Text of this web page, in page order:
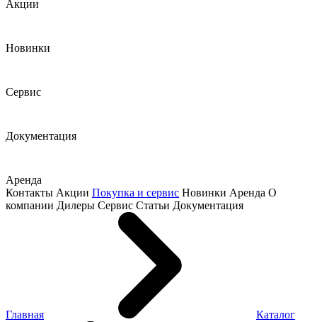
Акции
Новинки
Сервис
Документация
Аренда
Контакты Акции Покупка и сервис Новинки Аренда О
компании Дилеры Сервис Статьи Документация
Главная Каталог